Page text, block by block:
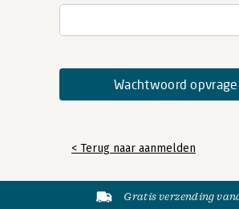
< Terug naar aanmelden
Gratis verzending